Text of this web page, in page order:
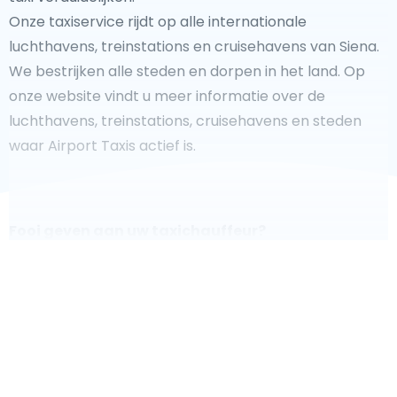
Onze taxiservice rijdt op alle internationale
luchthavens, treinstations en cruisehavens van Siena.
We bestrijken alle steden en dorpen in het land. Op
onze website vindt u meer informatie over de
luchthavens, treinstations, cruisehavens en steden
waar Airport Taxis actief is.